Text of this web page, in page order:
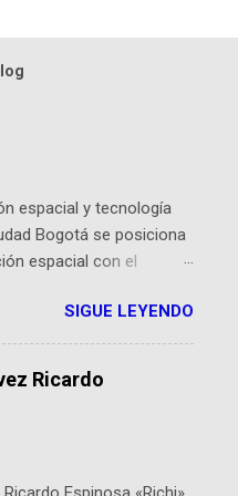
espacial y tecnología
Bogotá se posiciona
espacial con el
tecnologías de la
prácticas para
por el
y la Universidad de los
el presidente de Airbus
para inspirar
SIGUE LEYENDO
Ricardo